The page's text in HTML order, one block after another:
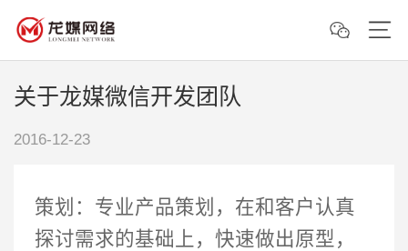
关于龙媒微信开发团队
2016-12-23
策划：专业产品策划，在和客户认真
探讨需求的基础上，快速做出原型，